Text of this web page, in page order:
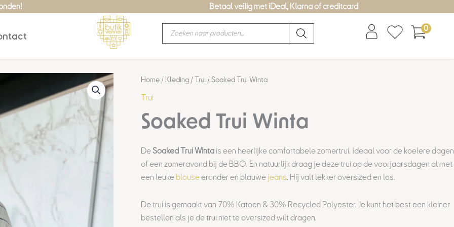
Betaal veilig met iDeal, Klarna of creditcard
Producten
zoeken
0
Home/ Kleding/Trui / Soaked Trui Winta
Trui
Soaked Trui Winta
DeSoaked Trui Wintais een heerlijke comfortabele zomertrui. Ideaal voor de koelere dagen
of een zomeravond bij de BBQ. En natuurlijk draag je deze trui op de voorjaarsdagen al met
een leuke blouseeronder en blauwe jeans. Hij valt lekker oversized en los.
De trui is gemaakt van 70% Katoen & 30% Recycled Polyester. Je kunt het best een kleiner
bestellen als je de trui niet te oversized wilt dragen.